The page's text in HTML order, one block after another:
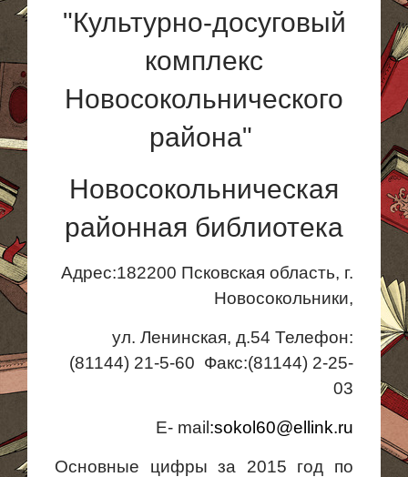
"Культурно-досуговый
комплекс
Новосокольнического
района"
Новосокольническая
районная библиотека
Адрес:182200 Псковская область, г.
Новосокольники,
ул. Ленинская, д.54 Телефон:
(81144) 21-5-60 Факс:(81144) 2-25-
03
E- mail :sokol 60@ellink.ru
Основные цифры за 2015 год по